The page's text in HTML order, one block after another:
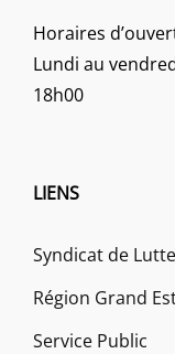
Horaires
Lundi au
18h00
LIENS
Syndicat de
Région Grand
Service Public